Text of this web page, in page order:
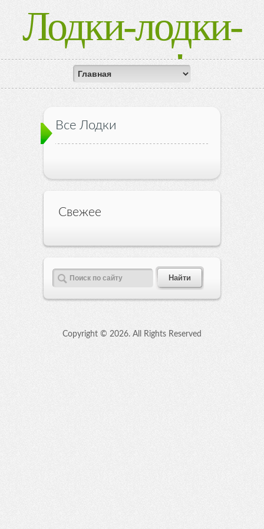
Лодки-лодки-
лодки!
Все Лодки
Свежее
Copyright © 2026. All Rights Reserved